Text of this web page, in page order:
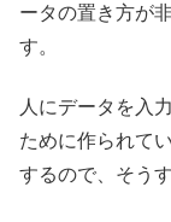
ータの置き方が
す。
人にデータを入
ために作られて
するので、そう